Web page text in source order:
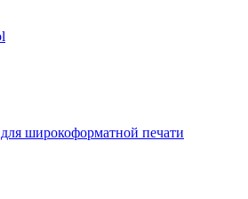
широкоформатной печати